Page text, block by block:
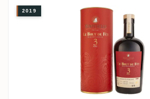
Carrere Montebello Le
2019